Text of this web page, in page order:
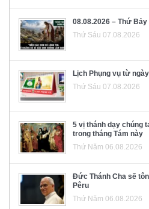
08.08.2026 – Thứ
Thứ Sáu 07.08.2026
Lịch Phụng vụ từ
Thứ Sáu 07.08.2026
5 vị thánh dạy chúng
trong tháng Tám này
Thứ Năm 06.08.2026
Đức Thánh Cha sẽ
Pêru
Thứ Năm 06.08.2026